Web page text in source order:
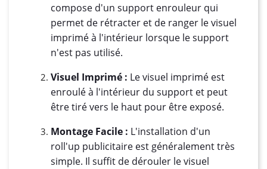
compose d'un support enrouleur qui
permet de rétracter et de ranger le visuel
imprimé à l'intérieur lorsque le support
n'est pas utilisé.
Visuel Imprimé : Le visuel imprimé est
enroulé à l'intérieur du support et peut
être tiré vers le haut pour être exposé.
Montage Facile : L'installation d'un
roll'up publicitaire est généralement très
simple. Il suffit de dérouler le visuel